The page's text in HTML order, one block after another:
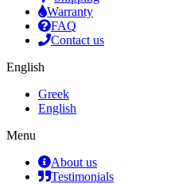
Warranty
FAQ
Contact us
English
Greek
English
Menu
About us
Testimonials